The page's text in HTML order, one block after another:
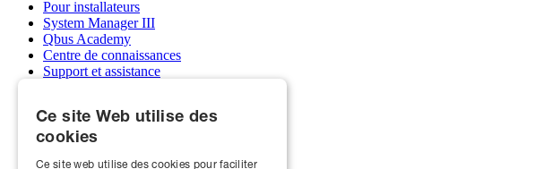
Pour installateurs
System Manager III
Qbus Academy
Centre de connaissances
Support et assistance
Devenez installateur
Qbus et écoles
Ce site Web utilise des
cookies
Ce site web utilise des cookies pour faciliter